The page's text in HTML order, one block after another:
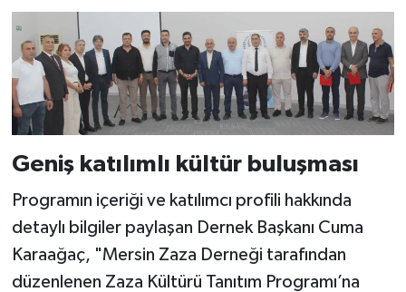
Geniş katılımlı kültür buluşması
Programın içeriği ve katılımcı profili hakkında
detaylı bilgiler paylaşan Dernek Başkanı Cuma
Karaağaç, "Mersin Zaza Derneği tarafından
düzenlenen Zaza Kültürü Tanıtım Programı’na